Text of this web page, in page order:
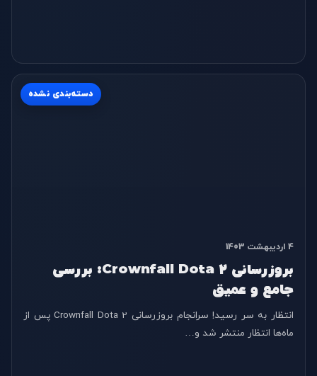
دسته‌بندی نشده
4 اردیبهشت 1403
بروزرسانی Crownfall Dota 2: بررسی
جامع و عمیق
انتظار به سر رسید! سرانجام بروزرسانی Crownfall Dota 2 پس از
ماه‌ها انتظار منتشر شد و…